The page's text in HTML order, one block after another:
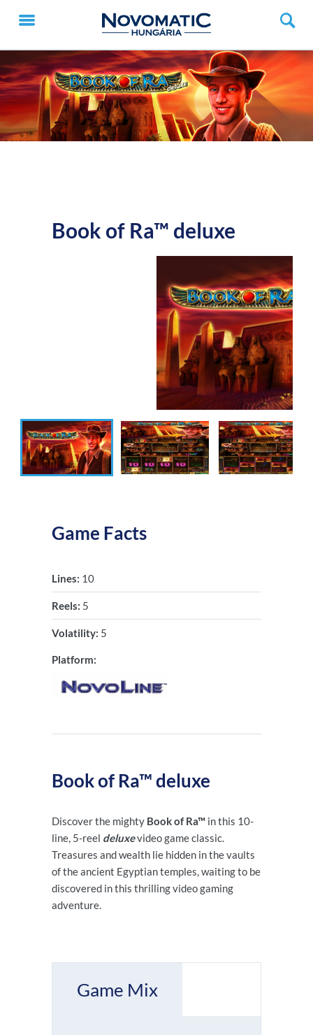
Book of Ra™ deluxe
Game Facts
Lines: 10
Reels: 5
Volatility: 5
Platform:
Book of Ra™ deluxe
Discover the mighty Book of Ra™ in this 10-
line, 5-reel deluxevideo game classic.
Treasures and wealth lie hidden in the vaults
of the ancient Egyptian temples, waiting to be
discovered in this thrilling video gaming
adventure.
Game Mix